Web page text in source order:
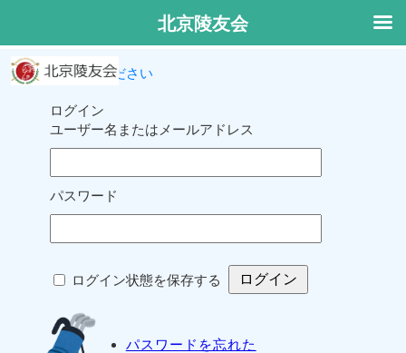
ログインしてください
ログイン
ユーザー名またはメールアドレス
パスワード
ログイン状態を保存する
パスワードを忘れた
北京陵友会